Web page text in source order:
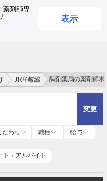
薬剤師専
表示
ログイン
JR牟岐線 調剤薬局の薬剤師求
変更
だわり 職種
給与
ト・アルバイト